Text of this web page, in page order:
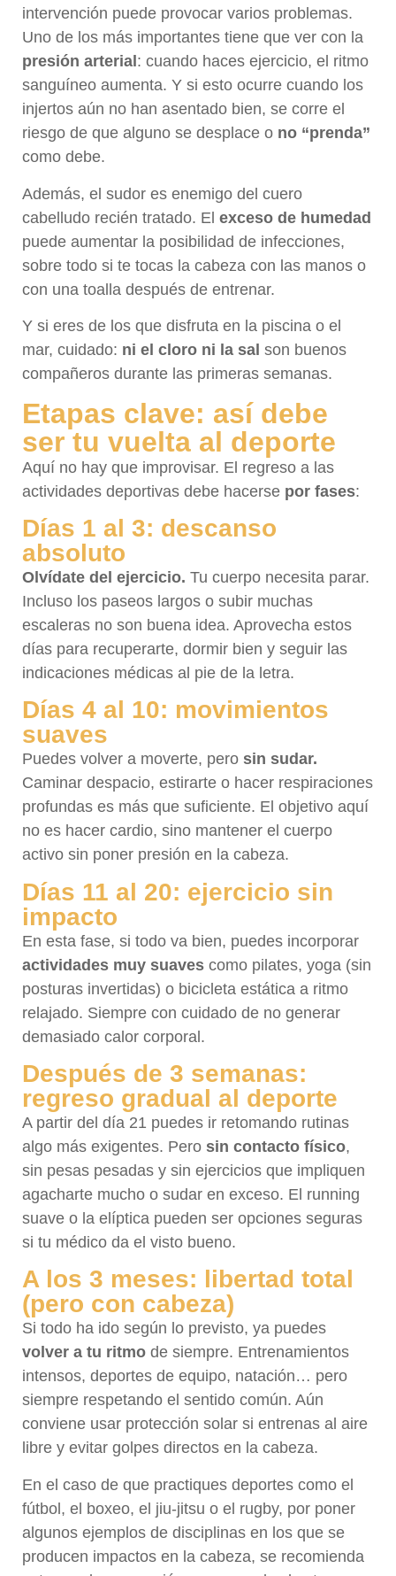
intervención puede provocar varios problemas.
Uno de los más importantes tiene que ver con la
presión arterial : cuando haces ejercicio, el ritmo
sanguíneo aumenta. Y si esto ocurre cuando los
injertos aún no han asentado bien, se corre el
riesgo de que alguno se desplace o no “prenda”
como debe.
Además, el sudor es enemigo del cuero
cabelludo recién tratado. El exceso de humedad
puede aumentar la posibilidad de infecciones,
sobre todo si te tocas la cabeza con las manos o
con una toalla después de entrenar.
Y si eres de los que disfruta en la piscina o el
mar, cuidado: ni el cloro ni la sal son buenos
compañeros durante las primeras semanas.
Etapas clave: así debe
ser tu vuelta al deporte
Aquí no hay que improvisar. El regreso a las
actividades deportivas debe hacerse por fases:
Días 1 al 3: descanso
absoluto
Olvídate del ejercicio. Tu cuerpo necesita parar.
Incluso los paseos largos o subir muchas
escaleras no son buena idea. Aprovecha estos
días para recuperarte, dormir bien y seguir las
indicaciones médicas al pie de la letra.
Días 4 al 10: movimientos
suaves
Puedes volver a moverte, pero sin sudar.
Caminar despacio, estirarte o hacer respiraciones
profundas es más que suficiente. El objetivo aquí
no es hacer cardio, sino mantener el cuerpo
activo sin poner presión en la cabeza.
Días 11 al 20: ejercicio sin
impacto
En esta fase, si todo va bien, puedes incorporar
actividades muy suaves como pilates, yoga (sin
posturas invertidas) o bicicleta estática a ritmo
relajado. Siempre con cuidado de no generar
demasiado calor corporal.
Después de 3 semanas:
regreso gradual al deporte
A partir del día 21 puedes ir retomando rutinas
algo más exigentes. Pero sin contacto físico,
sin pesas pesadas y sin ejercicios que impliquen
agacharte mucho o sudar en exceso. El running
suave o la elíptica pueden ser opciones seguras
si tu médico da el visto bueno.
A los 3 meses: libertad total
(pero con cabeza)
Si todo ha ido según lo previsto, ya puedes
volver a tu ritmo de siempre. Entrenamientos
intensos, deportes de equipo, natación… pero
siempre respetando el sentido común. Aún
conviene usar protección solar si entrenas al aire
libre y evitar golpes directos en la cabeza.
En el caso de que practiques deportes como el
fútbol, el boxeo, el jiu-jitsu o el rugby, por poner
algunos ejemplos de disciplinas en los que se
producen impactos en la cabeza, se recomienda